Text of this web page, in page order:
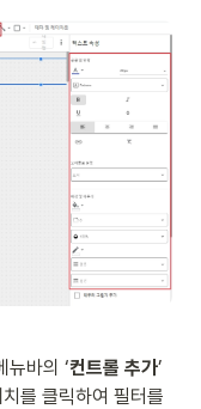
뉴바의 ‘컨트롤 추가’
를 클릭하여 필터를